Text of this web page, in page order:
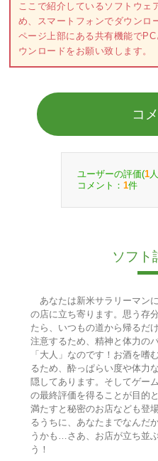
ここで紹介しているソフトウェ
め、スマートフォンでダウンロ
ページ上部にある共有機能で
ウンロードをお願い致します。
コ
ユーザーの評価(1
コメント： 1件
ソフト
あなたは新米サラリーマン
の店に立ち寄ります。思う存
たら、いつもの道から帰るだ
注意するため、精神と体力の
「大人」なのです！お酒を嗜
るため、酔っぱらい度や体力
隠してあります。そしてゲー
の最終評価を得ることが目的
満たすと秘密のお店なども登
るうちに、あなたまでなんだ
うかも…さあ、お店が立ち並
う！